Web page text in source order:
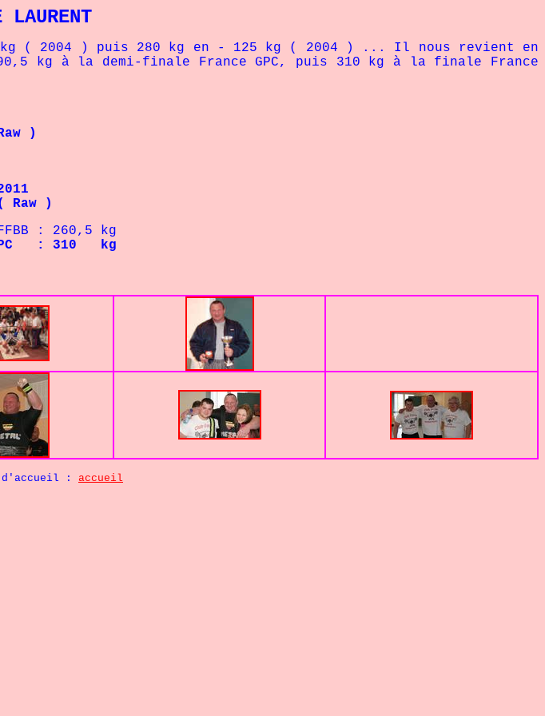
LAURENT
( 2004 ) puis 280 kg en - 125 kg ( 2004 ) ... Il nous revient en
kg à la demi-finale France GPC, puis 310 kg à la finale France
)
Raw )
: 260,5 kg
GPC : 310 kg
d'accueil : accueil